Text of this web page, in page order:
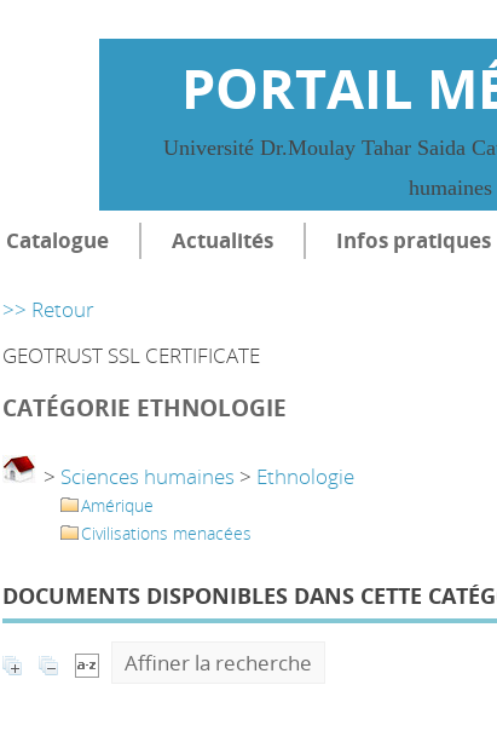
PORTAIL
Université Dr.Moulay Tahar Saida
Catalogue Actualités Infos pratiques
>> Retour
GEOTRUST SSL CERTIFICATE
CATÉGORIE ETHNOLOGIE
> Sciences humaines > Ethnologie
Amérique
Civilisations menacées
DOCUMENTS DISPONIBLES DANS CETTE
Affiner la recherche